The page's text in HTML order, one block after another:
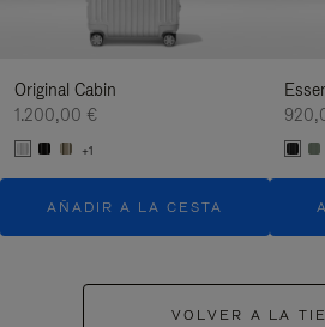
Original Cabin
1.200,00 €
+1
AÑADIR A LA CESTA
VOLVER A LA